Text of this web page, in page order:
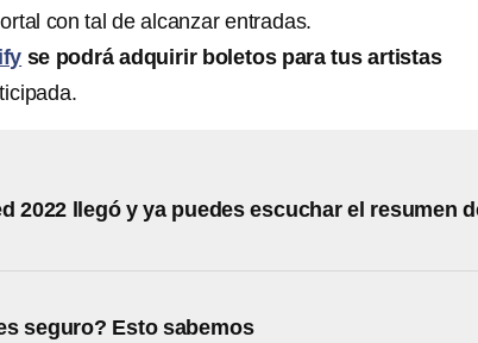
con tal de alcanzar entradas.
se podrá adquirir boletos para tus artistas
2022 llegó y ya puedes escuchar el resumen
seguro? Esto sabemos